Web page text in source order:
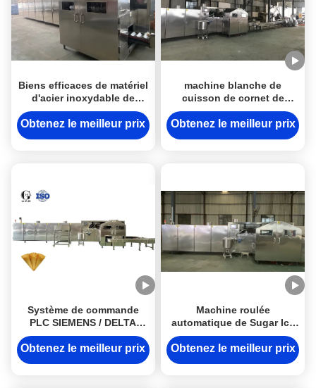
Biens efficaces de matériel
d'acier inoxydable de
machine de cuisson de
cornet de crème glacée
Obtenez le meilleur prix
machine blanche de
cuisson de cornet de
crème glacée de l'acier
inoxydable 8kg/h avec le
Obtenez le meilleur prix
Système de commande
PLC SIEMENS / DELTA
Machine à cuire à la crème
glacée à cône Augmentez
Obtenez le meilleur prix
Machine roulée
automatique de Sugar Ice
Cream Cone Baking 17,5
degrés rôtissant pour
Obtenez le meilleur prix